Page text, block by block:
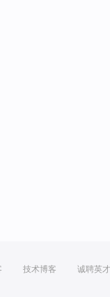
技术博客 诚聘英才